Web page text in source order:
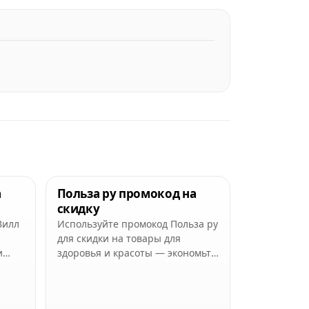
Польза ру промокод на
скидку
Используйте промокод Польза ру
для скидки на товары для
здоровья и красоты — экономьте